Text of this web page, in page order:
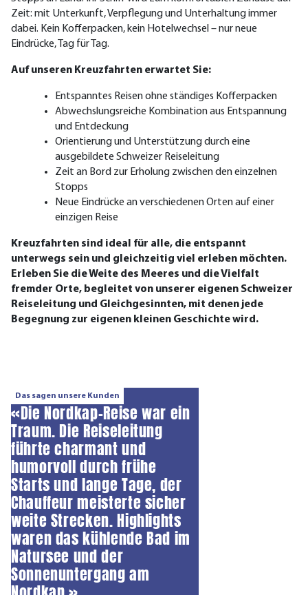
Zeit: mit Unterkunft, Verpflegung und Unterhaltung immer
dabei. Kein Kofferpacken, kein Hotelwechsel – nur neue
Eindrücke, Tag für Tag.
Auf unseren Kreuzfahrten erwartet Sie:
Entspanntes Reisen ohne ständiges Kofferpacken
Abwechslungsreiche Kombination aus Entspannung
und Entdeckung
Orientierung und Unterstützung durch eine
ausgebildete Schweizer Reiseleitung
Zeit an Bord zur Erholung zwischen den einzelnen
Stopps
Neue Eindrücke an verschiedenen Orten auf einer
einzigen Reise
Kreuzfahrten sind ideal für alle, die entspannt
unterwegs sein und gleichzeitig viel erleben möchten.
Erleben Sie die Weite des Meeres und die Vielfalt
fremder Orte, begleitet von unserer eigenen Schweizer
Reiseleitung und Gleichgesinnten, mit denen jede
Begegnung zur eigenen kleinen Geschichte wird.
Das sagen unsere Kunden
«Die Nordkap-Reise war ein
Traum. Die Reiseleitung
führte charmant und
humorvoll durch frühe
Starts und lange Tage, der
Chauffeur meisterte sicher
weite Strecken. Highlights
waren das kühlende Bad im
Natursee und der
Sonnenuntergang am